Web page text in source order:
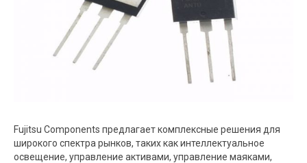
Fujitsu Components предлагает комплексные решения для
широкого спектра рынков, таких как интеллектуальное
освещение, управление активами, управление маяками,